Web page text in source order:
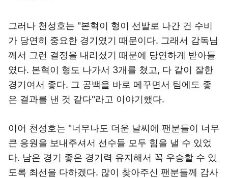
그러나 천성호는 "본혁이 형이 선발로 나간 건 수비
가 당연히 중요한 경기였기 때문이다. 그래서 감독님
께서 그런 결정을 내리셨기 때문에 당연하게 받아들
였다. 본혁이 형도 나가서 3개를 쳤고, 다 같이 잘한
경기여서 좋다. 그 공백을 바로 메꾸면서 팀에도 좋
은 결과를 낸 것 같다"라고 이야기했다.
이어 천성호는 "너무나도 더운 날씨에 팬분들이 너무
큰 응원을 보내주셔서 선수들 모두 힘을 낼 수 있었
다. 남은 경기 좋은 경기력 유지해서 꼭 우승할 수 있
도록 최선을 다하겠다. 많이 찾아주신 팬분들께 감사